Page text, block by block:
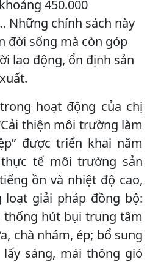
450.000
chính sách này
đời sống mà còn góp
lao động, ổn định sản
xuất.
hoạt động của chị
thiện môi trường làm
được triển khai năm
tế môi trường sản
ồn và nhiệt độ cao,
loạt giải pháp đồng bộ:
thống hút bụi trung tâm
chà nhám, ép; bổ sung
sáng, mái thông gió